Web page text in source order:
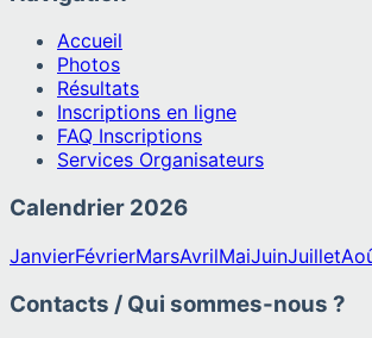
Accueil
Photos
Résultats
Inscriptions en ligne
FAQ Inscriptions
Services Organisateurs
Calendrier 2026
JanvierFévrierMarsAvrilMaiJuinJuillet
Contacts / Qui sommes-nous ?